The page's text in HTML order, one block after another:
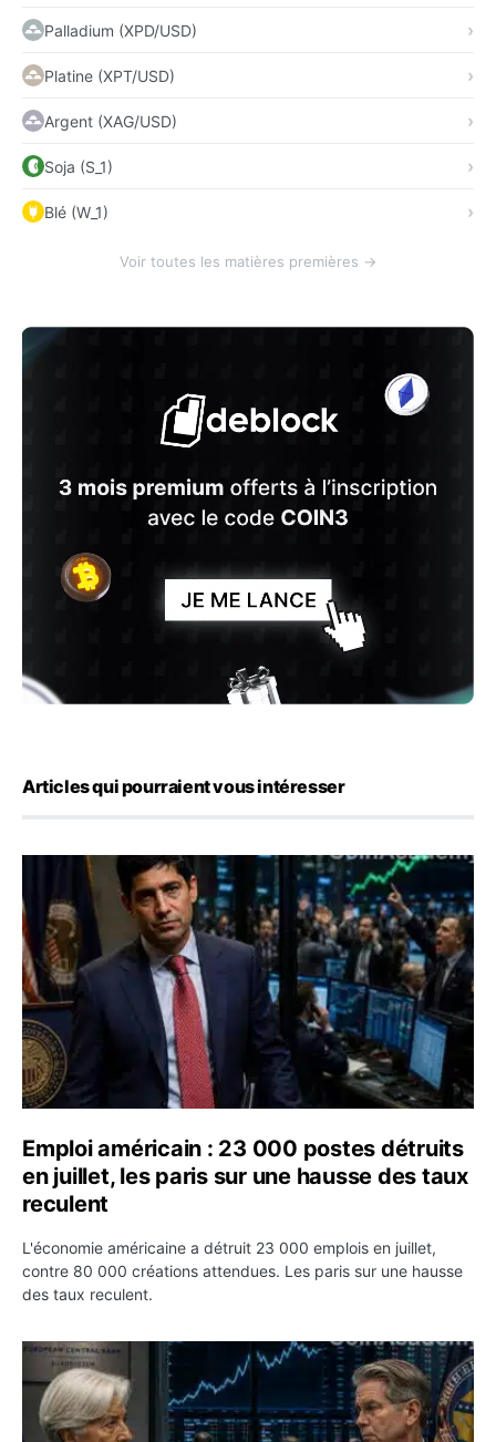
Palladium (XPD/USD)
Platine (XPT/USD)
Argent (XAG/USD)
Soja (S_1)
Blé (W_1)
Voir toutes les matières premières →
Articles qui pourraient vous intéresser
Emploi américain : 23 000 postes détruits en juillet, les
Emploi américain : 23 000 postes détruits
en juillet, les paris sur une hausse des taux
reculent
L'économie américaine a détruit 23 000 emplois en juillet,
contre 80 000 créations attendues. Les paris sur une hausse
des taux reculent.
Yen : Washington a vendu des euros sans prévenir la